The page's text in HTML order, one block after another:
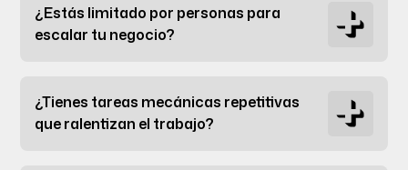
¿Estás limitado por personas para
escalar tu negocio?
¿Tienes tareas mecánicas repetitivas
que ralentizan el trabajo?